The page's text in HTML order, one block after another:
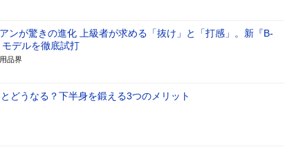
ンが驚きの進化 上級者が求める「抜け」と「打感」。新『B-
デルを徹底試打
品界
どうなる？下半身を鍛える3つのメリット